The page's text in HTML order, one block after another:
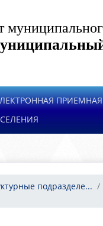
подразделе...